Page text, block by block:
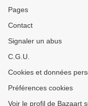
Pages
Contact
Signaler un abus
C.G.U.
Cookies et données
Préférences cookies
Voir le profil de Bazaart